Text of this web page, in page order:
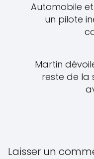
Automobile
un pilote
Martin
reste de la
Laisser un